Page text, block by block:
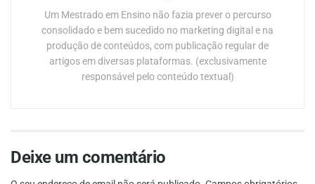
Um Mestrado em Ensino não fazia prever o percurso
consolidado e bem sucedido no marketing digital e na
produção de conteúdos, com publicação regular de
artigos em diversas plataformas. (exclusivamente
responsável pelo conteúdo textual)
Deixe um comentário